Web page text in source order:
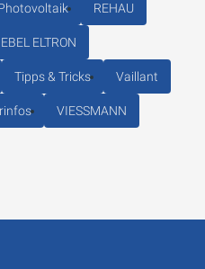
REHAU
ELTRON
Tipps & Tricks Vaillant
VIESSMANN